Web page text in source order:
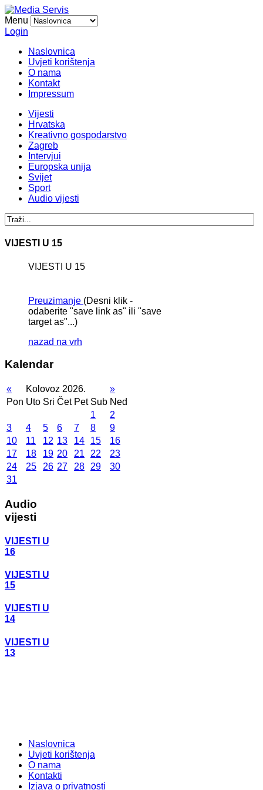
Menu
Login
Naslovnica
Uvjeti korištenja
O nama
Kontakt
Impressum
Vijesti
Hrvatska
Kreativno gospodarstvo
Zagreb
Intervjui
Europska unija
Svijet
Sport
Audio vijesti
VIJESTI U 15
VIJESTI U 15
Preuzimanje (Desni klik -
odaberite "save link as" ili "save
target as"...)
nazad na vrh
Kalendar
« Kolovoz 2026.
»
Pon Uto Sri Čet Pet Sub Ned
1
2
3
4 5 6 7 8
9
10
11 12 13 14 15
16
17
18 19 20 21 22
23
24
25 26 27 28 29
30
31
Audio
vijesti
VIJESTI U
16
VIJESTI U
15
VIJESTI U
14
VIJESTI U
13
Naslovnica
Uvjeti korištenja
O nama
Kontakti
Izjava o privatnosti